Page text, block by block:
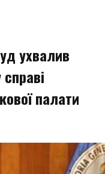
ухвалив
палати